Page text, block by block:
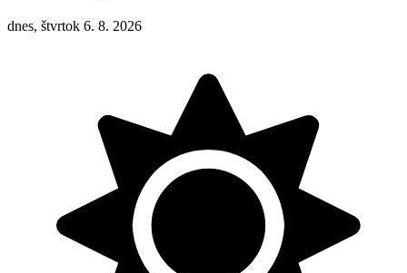
dnes, štvrtok 6. 8. 2026